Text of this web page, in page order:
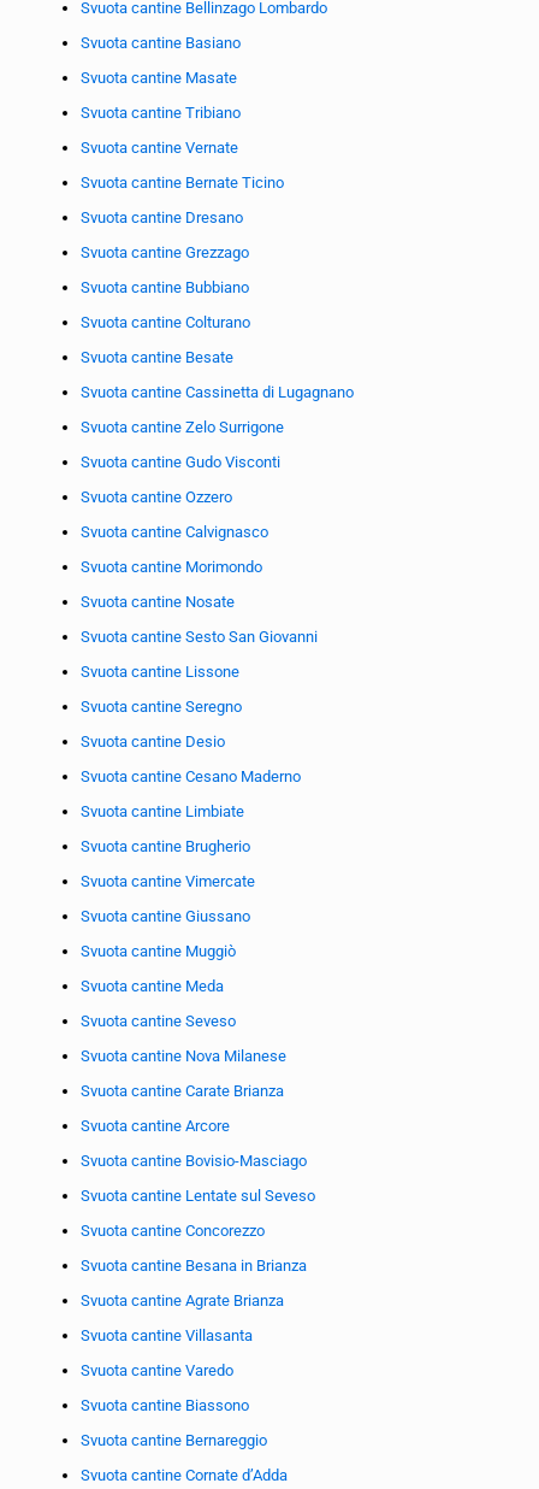
Svuota cantine Bellinzago Lombardo
Svuota cantine Basiano
Svuota cantine Masate
Svuota cantine Tribiano
Svuota cantine Vernate
Svuota cantine Bernate Ticino
Svuota cantine Dresano
Svuota cantine Grezzago
Svuota cantine Bubbiano
Svuota cantine Colturano
Svuota cantine Besate
Svuota cantine Cassinetta di Lugagnano
Svuota cantine Zelo Surrigone
Svuota cantine Gudo Visconti
Svuota cantine Ozzero
Svuota cantine Calvignasco
Svuota cantine Morimondo
Svuota cantine Nosate
Svuota cantine Sesto San Giovanni
Svuota cantine Lissone
Svuota cantine Seregno
Svuota cantine Desio
Svuota cantine Cesano Maderno
Svuota cantine Limbiate
Svuota cantine Brugherio
Svuota cantine Vimercate
Svuota cantine Giussano
Svuota cantine Muggiò
Svuota cantine Meda
Svuota cantine Seveso
Svuota cantine Nova Milanese
Svuota cantine Carate Brianza
Svuota cantine Arcore
Svuota cantine Bovisio-Masciago
Svuota cantine Lentate sul Seveso
Svuota cantine Concorezzo
Svuota cantine Besana in Brianza
Svuota cantine Agrate Brianza
Svuota cantine Villasanta
Svuota cantine Varedo
Svuota cantine Biassono
Svuota cantine Bernareggio
Svuota cantine Cornate d’Adda